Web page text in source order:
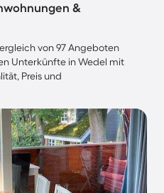
&
von 97 Angeboten
Unterkünfte in Wedel mit
Preis und